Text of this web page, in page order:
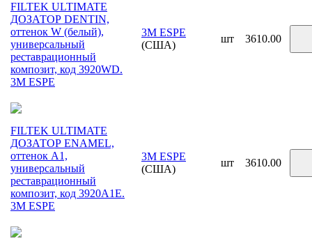
FILTEK ULTIMATE
ДОЗАТОР DENTIN,
оттенок W (белый),
универсальный
реставрационный
композит, код 3920WD.
3М ESPE
3M ESPE
(США)
шт 3610.00
FILTEK ULTIMATE
ДОЗАТОР ENAMEL,
оттенок A1,
универсальный
реставрационный
композит, код 3920A1E.
3М ESPE
3M ESPE
(США)
шт 3610.00